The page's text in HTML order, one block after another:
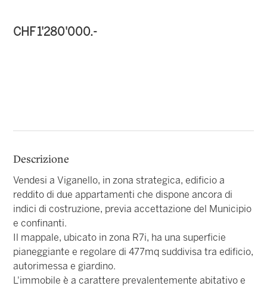
CHF 1'280'000.-
Descrizione
Vendesi a Viganello, in zona strategica, edificio a
reddito di due appartamenti che dispone ancora di
indici di costruzione, previa accettazione del Municipio
e confinanti.
Il mappale, ubicato in zona R7i, ha una superficie
pianeggiante e regolare di 477mq suddivisa tra edificio,
autorimessa e giardino.
L'immobile è a carattere prevalentemente abitativo e